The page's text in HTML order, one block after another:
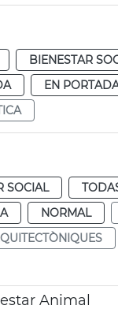
BIENESTAR
EN
SOCIAL
NORMAL
Animal